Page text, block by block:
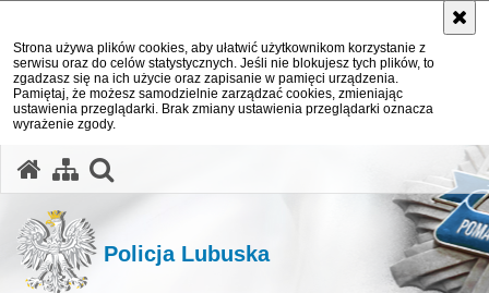
Strona używa plików cookies, aby ułatwić użytkownikom korzystanie z
serwisu oraz do celów statystycznych. Jeśli nie blokujesz tych plików, to
zgadzasz się na ich użycie oraz zapisanie w pamięci urządzenia.
Pamiętaj, że możesz samodzielnie zarządzać cookies, zmieniając
ustawienia przeglądarki. Brak zmiany ustawienia przeglądarki oznacza
wyrażenie zgody.
Policja Lubuska